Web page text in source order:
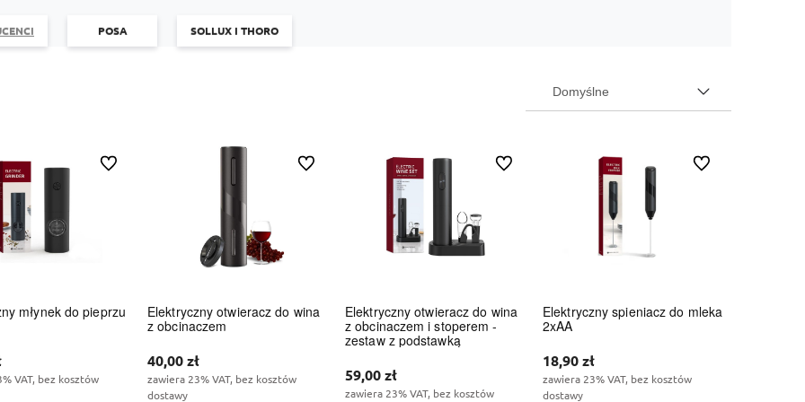
pewno
Działamy od 2019 roku, ale
od ponad 10 lat na polskim
rynku.
dostępne od ręki,
możesz liczyć na ekspresową
dostawę!
POSA SOLLUX I THORO
młynek do pieprzu
VAT, bez kosztów
Do ulubionych
Elektryczny otwieracz do wina
z obcinaczem
40,00 zł
zawiera 23% VAT, bez kosztów
dostawy
Do ulubionych
Elektryczny otwieracz do wina
z obcinaczem i stoperem -
zestaw z podstawką
59,00 zł
zawiera 23% VAT, bez kosztów
Do ulubionych
Elektryczny spieniacz do mleka
2xAA
18,90 zł
zawiera 23% VAT, bez kosztów
dostawy
Do ulubionych